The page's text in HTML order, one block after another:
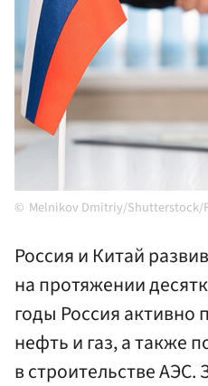
Melnikov Dmitriy/Shutterstock/
Россия и Китай
на протяжении
годы Россия активно
нефть и газ, а также
в строительстве АЭС.